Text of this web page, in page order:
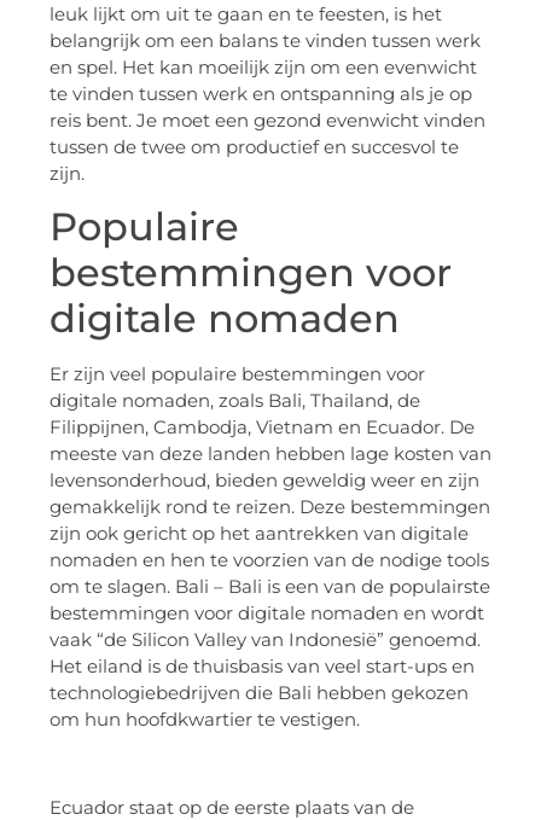
leuk lijkt om uit te gaan en te feesten, is het
belangrijk om een balans te vinden tussen werk
en spel. Het kan moeilijk zijn om een evenwicht
te vinden tussen werk en ontspanning als je op
reis bent. Je moet een gezond evenwicht vinden
tussen de twee om productief en succesvol te
zijn.
Populaire
bestemmingen voor
digitale nomaden
Er zijn veel populaire bestemmingen voor
digitale nomaden, zoals Bali, Thailand, de
Filippijnen, Cambodja, Vietnam en Ecuador. De
meeste van deze landen hebben lage kosten van
levensonderhoud, bieden geweldig weer en zijn
gemakkelijk rond te reizen. Deze bestemmingen
zijn ook gericht op het aantrekken van digitale
nomaden en hen te voorzien van de nodige tools
om te slagen. Bali – Bali is een van de populairste
bestemmingen voor digitale nomaden en wordt
vaak “de Silicon Valley van Indonesië” genoemd.
Het eiland is de thuisbasis van veel start-ups en
technologiebedrijven die Bali hebben gekozen
om hun hoofdkwartier te vestigen.
Ecuador staat op de eerste plaats van de